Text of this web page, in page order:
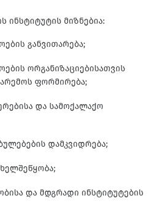
ინსტიტუტის მიზნებია:
განვითარება;
ორგანიზაციებისათვის
ფორმირება;
და სამოქალაქო
დამკვიდრება;
და მდგრადი ინსტიტუტების